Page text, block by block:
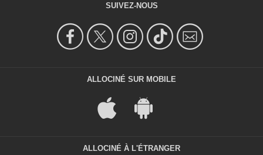
SUIVEZ-NOUS
ALLOCINÉ SUR MOBILE
ALLOCINÉ À L'ÉTRANGER